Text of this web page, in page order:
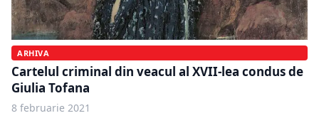
ARHIVA
Cartelul criminal din veacul al XVII-lea condus de
Giulia Tofana
8 februarie 2021